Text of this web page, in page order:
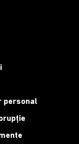
personal